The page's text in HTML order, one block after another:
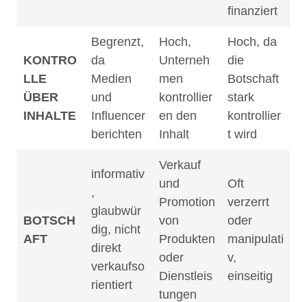
finanziert
KONTRO
LLE
ÜBER
INHALTE
Begrenzt,
da
Medien
und
Influencer
berichten
Hoch,
Unterneh
men
kontrollier
en den
Inhalt
Hoch, da
die
Botschaft
stark
kontrollier
t wird
BOTSCH
AFT
informativ
,
glaubwür
dig, nicht
direkt
verkaufso
rientiert
Verkauf
und
Promotion
von
Produkten
oder
Dienstleis
tungen
Oft
verzerrt
oder
manipulati
v,
einseitig